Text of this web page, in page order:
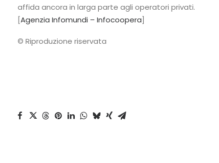
affida ancora in larga parte agli operatori privati.
[Agenzia Infomundi – Infocoopera]
© Riproduzione riservata